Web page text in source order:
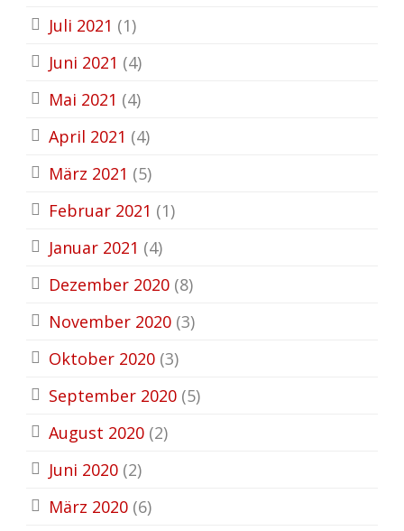
Juli 2021 (1)
Juni 2021 (4)
Mai 2021 (4)
April 2021 (4)
März 2021 (5)
Februar 2021 (1)
Januar 2021 (4)
Dezember 2020 (8)
November 2020 (3)
Oktober 2020 (3)
September 2020 (5)
August 2020 (2)
Juni 2020 (2)
März 2020 (6)